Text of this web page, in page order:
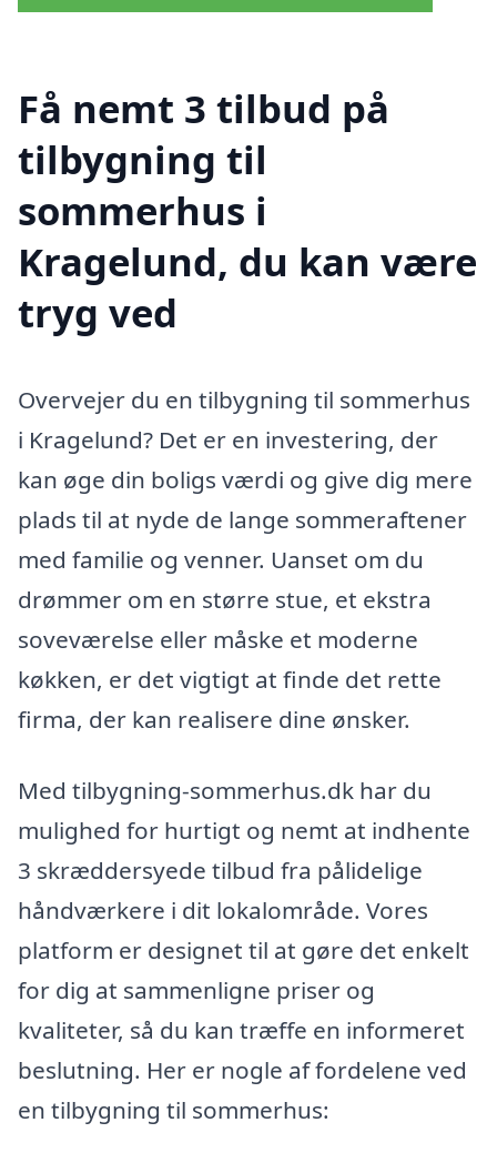
Få nemt 3 tilbud på
tilbygning til
sommerhus i
Kragelund, du kan være
tryg ved
Overvejer du en tilbygning til sommerhus
i Kragelund? Det er en investering, der
kan øge din boligs værdi og give dig mere
plads til at nyde de lange sommeraftener
med familie og venner. Uanset om du
drømmer om en større stue, et ekstra
soveværelse eller måske et moderne
køkken, er det vigtigt at finde det rette
firma, der kan realisere dine ønsker.
Med tilbygning-sommerhus.dk har du
mulighed for hurtigt og nemt at indhente
3 skræddersyede tilbud fra pålidelige
håndværkere i dit lokalområde. Vores
platform er designet til at gøre det enkelt
for dig at sammenligne priser og
kvaliteter, så du kan træffe en informeret
beslutning. Her er nogle af fordelene ved
en tilbygning til sommerhus: